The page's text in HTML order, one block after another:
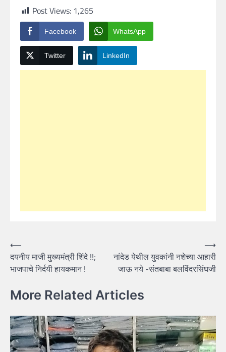
Post Views: 1,265
Facebook WhatsApp
Twitter LinkedIn
Post
navigation
⟵
दयनीय माजी मुख्यमंत्री शिंदे !!;
भाजपाचे निर्दयी हायकमान !
नांदेड येथील युवकांनी नशेच्या आहारी
जाऊ नये -संतबाबा बलविंदरसिंघजी
⟶
More Related Articles